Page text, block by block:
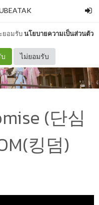
ยอมรับนโยบายความเป็นส่วนตัว
ไม่ยอมรับ
(단심
킹덤)